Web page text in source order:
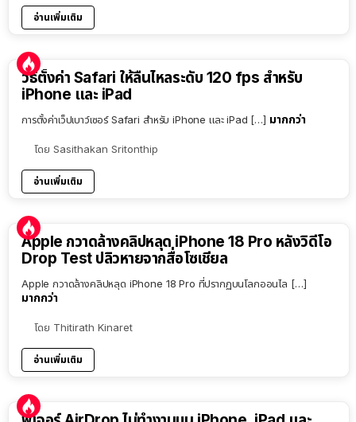
อ่านเพิ่มเติม
วิธีตั้งค่า Safari ให้ลื่นไหลระดับ 120 fps สำหรับ
iPhone และ iPad
การตั้งค่าเว็ปเบาว์เซอร์ Safari สำหรับ iPhone และ iPad […] มากกว่า
โดย Sasithakan Sritonthip
อ่านเพิ่มเติม
Apple กวาดล้างคลิปหลุด iPhone 18 Pro หลังวิดีโอ
Drop Test ปลิวหายจากสื่อโซเชียล
Apple กวาดล้างคลิปหลุด iPhone 18 Pro ที่ปรากฏบนโลกออนไล […]
มากกว่า
โดย Thitirath Kinaret
อ่านเพิ่มเติม